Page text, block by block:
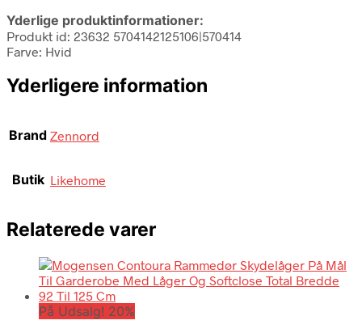
Yderlige produktinformationer:
Produkt id: 23632 5704142125106|570414
Farve: Hvid
Yderligere information
Brand Zennord
Butik Likehome
Relaterede varer
På Udsalg! 20%